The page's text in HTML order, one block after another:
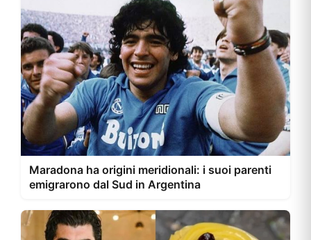
Maradona ha origini meridionali: i suoi parenti
emigrarono dal Sud in Argentina